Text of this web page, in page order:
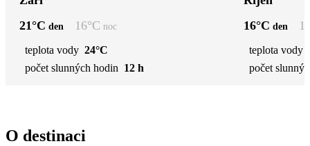
21°C den 16°C noc
teplota vody 24°C
počet slunných hodin 12 h
16°C den 11
teplota vody
počet
O destinaci